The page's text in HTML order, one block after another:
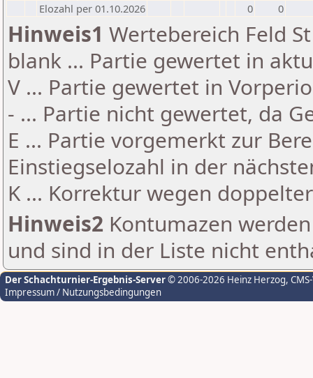
Elozahl per 01.10.2026
0 0
Hinweis1 Wertebereich Feld
blank ... Partie gewertet in
V ... Partie gewertet in
- ... Partie nicht gewertet, da
E ... Partie vorgemerkt zur
Einstiegselozahl in der
K ... Korrektur wegen
Hinweis2 Kontumazen
und sind in der Liste nicht
Der Schachturnier-Ergebnis-Server© 2006-2026 Heinz Herzog,
Impressum / Nutzungsbedingungen